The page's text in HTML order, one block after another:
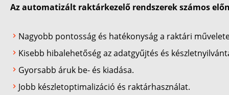
Az automatizált raktárkezelő rendszerek számos
Nagyobb pontosság és hatékonyság a raktári
Kisebb hibalehetőség az adatgyűjtés és
Gyorsabb áruk be- és kiadása.
Jobb készletoptimalizáció és raktárhasználat.